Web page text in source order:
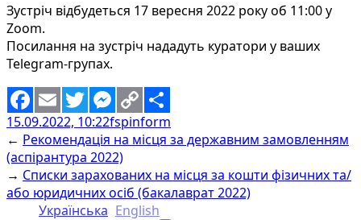
Зустріч відбудеться 17 вересня 2022 року об 11:00 у
Zoom.
Посилання на зустріч нададуть куратори у ваших
Telegram-групах.
Facebook
EmailTwitterMessenger
Copy
Link
Share
15.09.2022, 10:22fspinform
← Рекомендація на місця за державним замовленням
(аспірантура 2022)
→ Списки зарахованих на місця за кошти фізичних та/
або юридичних осіб (бакалаврат 2022)
Українська English